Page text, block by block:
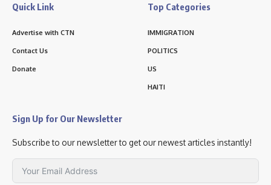
Quick Link
Advertise with CTN
Contact Us
Donate
Top Categories
IMMIGRATION
POLITICS
US
HAITI
Sign Up for Our Newsletter
Subscribe to our newsletter to get our newest articles instantly!